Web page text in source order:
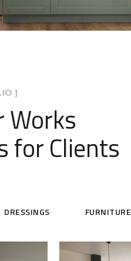
]
Works
for Clients
DRESSINGS FURNITURE